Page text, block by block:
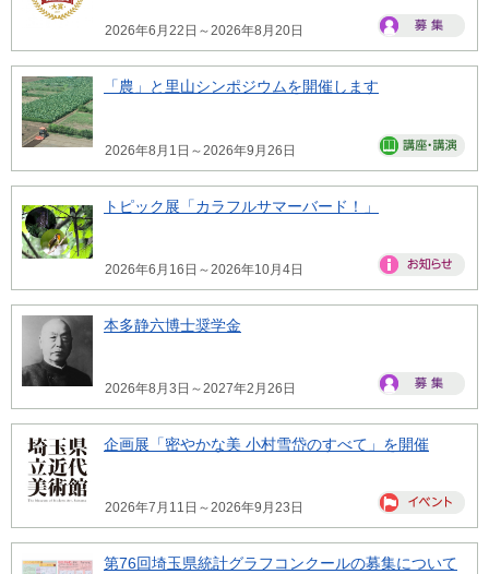
2026年6月22日～2026年8月20日
「農」と里山シンポジウムを開催します
2026年8月1日～2026年9月26日
トピック展「カラフルサマーバード！」
2026年6月16日～2026年10月4日
本多静六博士奨学金
2026年8月3日～2027年2月26日
企画展「密やかな美 小村雪岱のすべて」を開催
2026年7月11日～2026年9月23日
第76回埼玉県統計グラフコンクールの募集について